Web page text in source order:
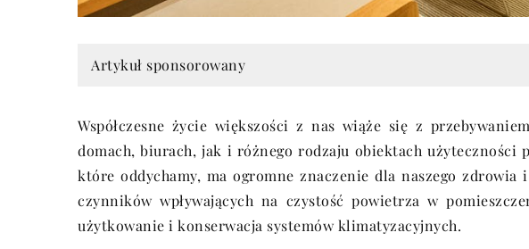
Artykuł sponsorowany
Współczesne życie większości z nas wiąże się z
domach, biurach, jak i różnego rodzaju obiektach użyteczności
które oddychamy, ma ogromne znaczenie dla naszego zdrowia
czynników wpływających na czystość powietrza w
użytkowanie i konserwacja systemów klimatyzacyjnych.